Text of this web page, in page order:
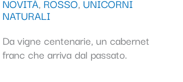
NOVITÀ, ROSSO, UNICORNI
NATURALI
Da vigne centenarie, un cabernet
franc che arriva dal passato.